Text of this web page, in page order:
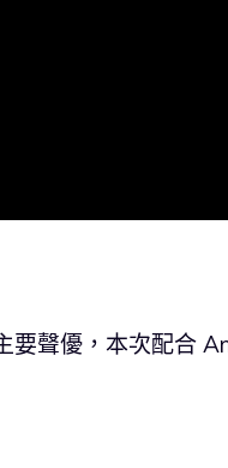
要聲優，本次配合